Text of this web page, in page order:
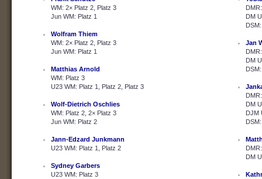
WM: 2× Platz 2, Platz 3
Jun WM: Platz 1
Wolfram Thiem
WM: 2× Platz 2, Platz 3
Jun WM: Platz 1
Matthias Arnold
WM: Platz 3
U23 WM: Platz 1, Platz 2, Platz 3
Wolf-Dietrich Oschlies
WM: Platz 2, 2× Platz 3
Jun WM: Platz 2
Jann-Edzard Junkmann
U23 WM: Platz 1, Platz 2
Sydney Garbers
U23 WM: Platz 3
DM
Jan
DM
DM
DJM
DM